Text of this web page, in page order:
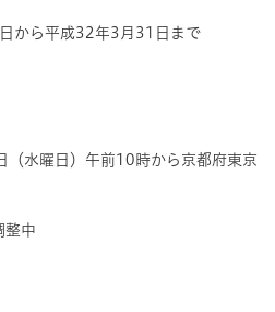
から平成32年3月31日まで
水曜日）午前10時から京都府東京
整中